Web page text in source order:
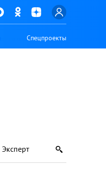
Спецпроекты
Эксперт